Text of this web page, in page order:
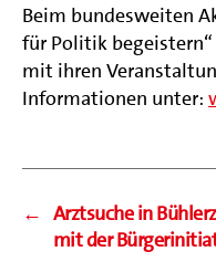
Beim bundesweiten
für Politik
mit ihren
Informationen unter:
← Arztsuche in
mit der